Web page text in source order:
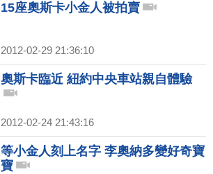
15座奧斯卡小金人被拍賣
2012-02-29 21:36:10
奧斯卡臨近 紐約中央車站親自體驗
2012-02-24 21:43:16
等小金人刻上名字 李奧納多變好奇寶
寶